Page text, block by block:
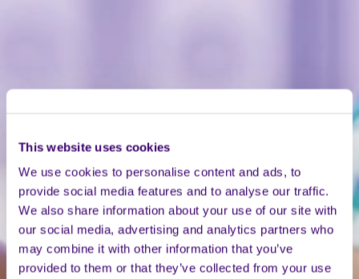
This website uses cookies
We use cookies to personalise content and ads, to
provide social media features and to analyse our traffic.
We also share information about your use of our site with
our social media, advertising and analytics partners who
may combine it with other information that you’ve
provided to them or that they’ve collected from your use